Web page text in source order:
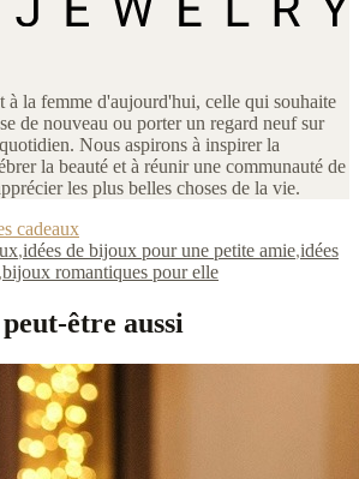
à la femme d'aujourd'hui, celle qui souhaite
de nouveau ou porter un regard neuf sur
Nous aspirons à inspirer la
la beauté et à réunir une communauté de
les plus belles choses de la vie.
cadeaux
,idées de bijoux pour une petite amie,idées
,bijoux romantiques pour elle
être aussi